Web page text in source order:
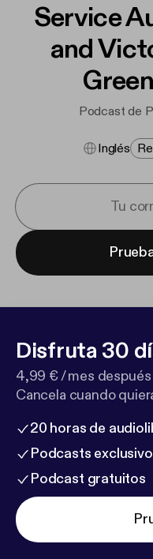
Service
and
Podcast de
Inglés
Disfruta 30
4,99 € / mes después
Cancela cuando
20 horas de
Podcasts
Podcast gratuitos